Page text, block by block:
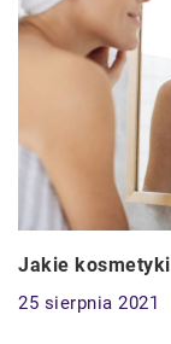
Jakie
25 sierpnia 2021